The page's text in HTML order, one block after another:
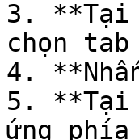
3. **Tại
chọn
4.
5. **Tại
ứng